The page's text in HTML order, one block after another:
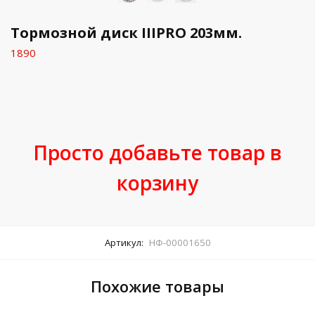
Тормозной диск IIIPRO 203мм.
1890
Просто добавьте товар в
корзину
Артикул: НФ-00001650
Похожие товары